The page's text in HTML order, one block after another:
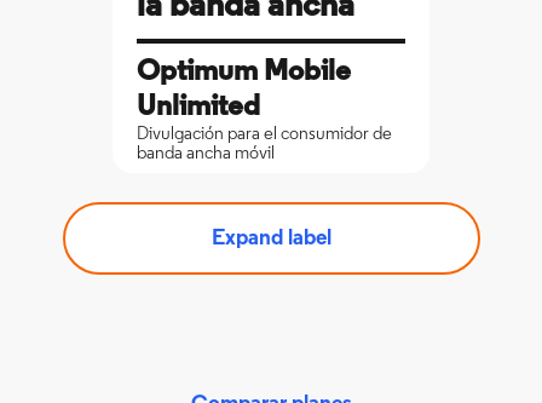
la banda ancha
Optimum Mobile
Unlimited
Divulgación para el consumidor de
banda ancha móvil
Premio móvil
Expand label